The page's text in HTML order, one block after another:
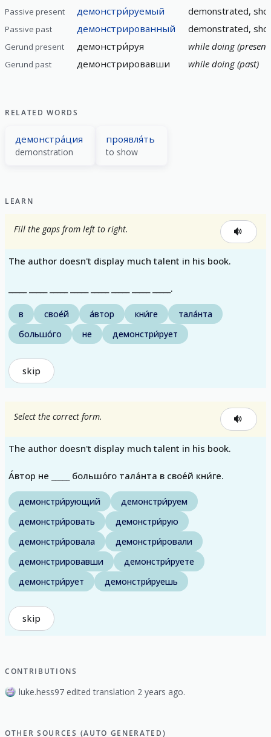
Passive present демонстри́руемый demonstrated,
Passive past демонстрированный demonstrated,
Gerund present демонстри́руя while doing (present)
Gerund past демонстрировавши while doing (past)
RELATED WORDS
демонстра́ция
demonstration
проявля́ть
to show
LEARN
Fill the gaps from left to right.
The author doesn't display much talent in his book.
_____ _____ _____ _____ _____ _____ _____ _____.
в свое́й а́втор кни́ге
тала́нта
большо́го
не демонстри́рует
skip
Select the correct form.
The author doesn't display much talent in his book.
А́втор не _____ большо́го тала́нта в свое́й кни́ге.
демонстри́рующий
демонстри́руем
демонстри́ровать
демонстри́рую
демонстри́ровала
демонстри́ровали
демонстрировавши
демонстри́руете
демонстри́рует
демонстри́руешь
skip
CONTRIBUTIONS
luke.hess97 edited translation 2 years ago.
OTHER SOURCES (AUTO GENERATED)